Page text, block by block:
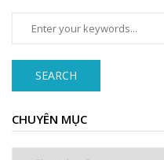
SEARCH
CHUYÊN MỤC